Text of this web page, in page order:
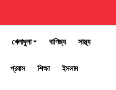
খেলাধুলা বাণিজ্য সাস্থ্য
প্রবাস শিক্ষা ইসলাম